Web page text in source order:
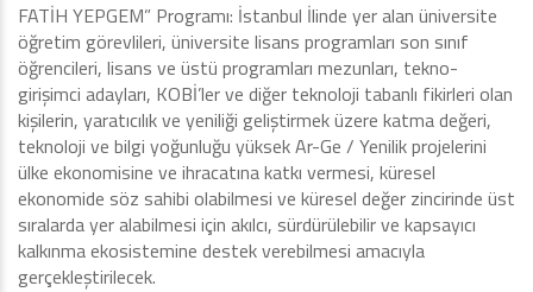
FATİH YEPGEM” Programı: İstanbul İlinde yer alan üniversite
öğretim görevlileri, üniversite lisans programları son sınıf
öğrencileri, lisans ve üstü programları mezunları, tekno-
girişimci adayları, KOBİ’ler ve diğer teknoloji tabanlı fikirleri olan
kişilerin, yaratıcılık ve yeniliği geliştirmek üzere katma değeri,
teknoloji ve bilgi yoğunluğu yüksek Ar-Ge / Yenilik projelerini
ülke ekonomisine ve ihracatına katkı vermesi, küresel
ekonomide söz sahibi olabilmesi ve küresel değer zincirinde üst
sıralarda yer alabilmesi için akılcı, sürdürülebilir ve kapsayıcı
kalkınma ekosistemine destek verebilmesi amacıyla
gerçekleştirilecek.